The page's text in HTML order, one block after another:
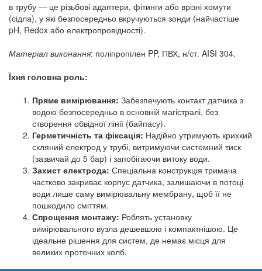
в трубу — це різьбові адаптери, фітинги або врізні хомути
(сідла), у які безпосередньо вкручуються зонди (найчастіше
pH, Redox або електропровідності).
Матеріал виконання: поліпропілен PP, ПВХ, н/ст. AISI 304.
Їхня головна роль:
Пряме вимірювання: Забезпечують контакт датчика з
водою безпосередньо в основній магістралі, без
створення обвідної лінії (байпасу).
Герметичність та фіксація: Надійно утримують крихкий
скляний електрод у трубі, витримуючи системний тиск
(зазвичай до 5 бар) і запобігаючи витоку води.
Захист електрода: Спеціальна конструкція тримача
частково закриває корпус датчика, залишаючи в потоці
води лише саму вимірювальну мембрану, щоб її не
пошкодило сміттям.
Спрощення монтажу: Роблять установку
вимірювального вузла дешевшою і компактнішою. Це
ідеальне рішення для систем, де немає місця для
великих проточних колб.